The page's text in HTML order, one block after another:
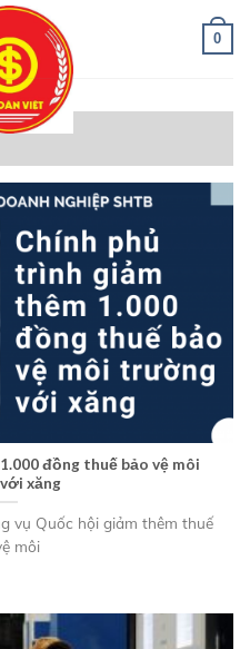
0
đồng thuế bảo vệ môi
xăng
vụ Quốc hội giảm thêm thuế
môi